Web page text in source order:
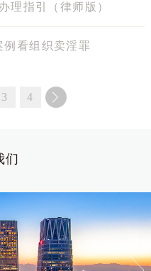
理指引（律师版）
看组织卖淫罪
3 4
们